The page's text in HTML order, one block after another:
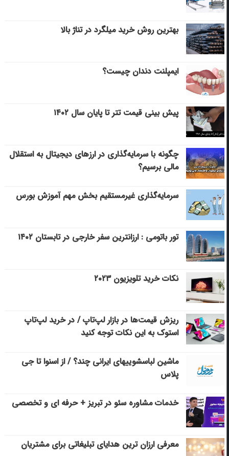
بهترین روش خرید میلگرد در تناژ بالا
ایمپلنت دندان چیست؟
پیش بینی قیمت تتر تا پایان سال ۱۴۰۲
چگونه با سرمایه‌گذاری در ارزهای دیجیتال به استقلال
مالی برسیم؟
سرمایه‌گذاری غیرمستقیم بخش مهم آموزش بورس
تور باتومی : ارزانترین سفر خارجی در تابستان ۱۴۰۲
نکات خرید تلویزیون ۲۰۲۳
ریزش قیمت‌ها در بازار لپ‌تاپ / در خرید لپ‌تاپ
استوک به این نکات توجه کنید
ماشین لباسشویی‎های ایرانی چند؟ / از اسنوا تا جی
پلاس
خدمات مشاوره سئو در تبریز + حرفه ای و تخصصی
معرفی ارزان ترین هدایای تبلیغاتی برای مشتریان